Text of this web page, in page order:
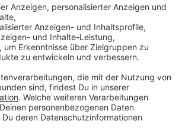
dazu beitragen, euch die
der Bundestagswahl zu erleichtern.
gibt es deshalbInterviews mit den
der aussichtsreichsten Parteien
September Christian Lindnervon der
Olaf Scholz von der SPD, am
Wissler von die Linke, am 15.
Laschet von der CDU/CSU und am